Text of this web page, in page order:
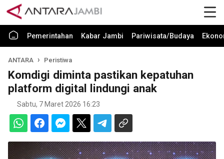
Pemerintahan Kabar Jambi Pariwisata/Budaya
ANTARA Peristiwa
Komdigi diminta pastikan kepatuhan
platform digital lindungi anak
Sabtu, 7 Maret 2026 16:23